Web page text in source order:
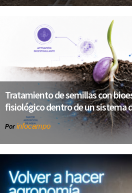
Tratamiento de semillas con
fisiológico dentro de un sistema
Por infocampo